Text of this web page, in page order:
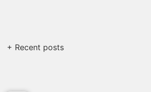
+ Recent posts